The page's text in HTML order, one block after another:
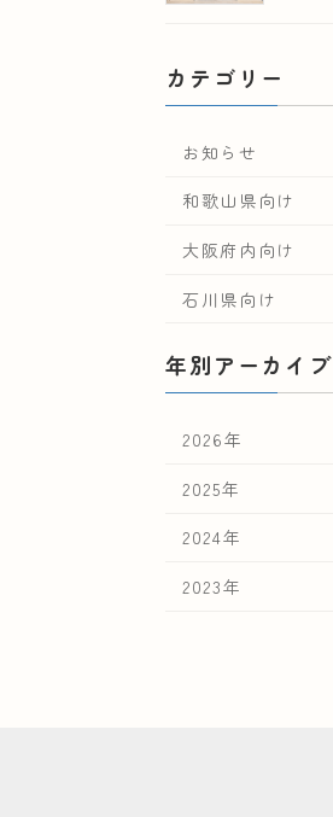
カテゴリー
お知らせ
和歌山県向け
大阪府内向け
石川県向け
年別アーカイブ
2026年
2025年
2024年
2023年